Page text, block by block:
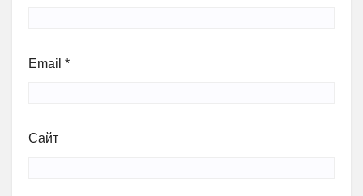
Email *
Сайт